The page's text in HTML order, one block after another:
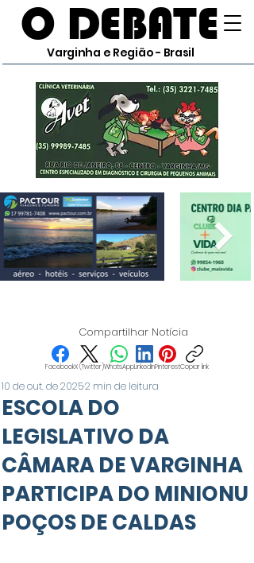
O DEBATE
Varginha e Região - Brasil
Compartilhar Notícia
FacebookX (Twitter)WhatsAppLinkedInPinterestCopiar link
ESCOLA DO
LEGISLATIVO DA
CÂMARA DE VARGINHA
PARTICIPA DO MINIONU
POÇOS DE CALDAS
10 de out. de 20252 min de leitura